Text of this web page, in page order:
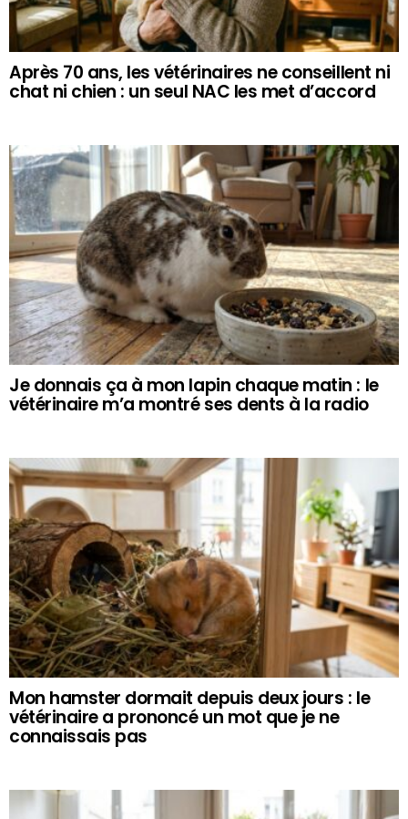
Après 70 ans, les vétérinaires ne conseillent ni
chat ni chien : un seul NAC les met d’accord
Je donnais ça à mon lapin chaque matin : le
vétérinaire m’a montré ses dents à la radio
Mon hamster dormait depuis deux jours : le
vétérinaire a prononcé un mot que je ne
connaissais pas